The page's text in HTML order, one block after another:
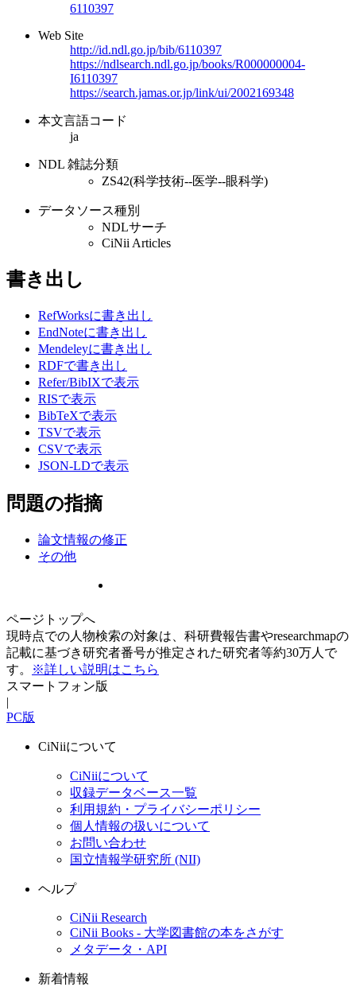
6110397
Web Site
http://id.ndl.go.jp/bib/6110397
https://ndlsearch.ndl.go.jp/books/R000000004-
I6110397
https://search.jamas.or.jp/link/ui/2002169348
本文言語コード
ja
NDL 雑誌分類
ZS42(科学技術--医学--眼科学)
データソース種別
NDLサーチ
CiNii Articles
書き出し
RefWorksに書き出し
EndNoteに書き出し
Mendeleyに書き出し
RDFで書き出し
Refer/BibIXで表示
RISで表示
BibTeXで表示
TSVで表示
CSVで表示
JSON-LDで表示
問題の指摘
論文情報の修正
その他
ページトップへ
現時点での人物検索の対象は、科研費報告書やresearchmapの
記載に基づき研究者番号が推定された研究者等約30万人で
す。
※詳しい説明はこちら
スマートフォン版
|
PC版
CiNiiについて
CiNiiについて
収録データベース一覧
利用規約・プライバシーポリシー
個人情報の扱いについて
お問い合わせ
国立情報学研究所 (NII)
ヘルプ
CiNii Research
CiNii Books - 大学図書館の本をさがす
メタデータ・API
新着情報